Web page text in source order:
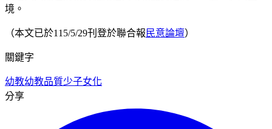
境。
（本文已於115/5/29刊登於聯合報 民意論壇）
關鍵字
幼教幼教品質少子女化
分享